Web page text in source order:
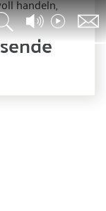
handeln,